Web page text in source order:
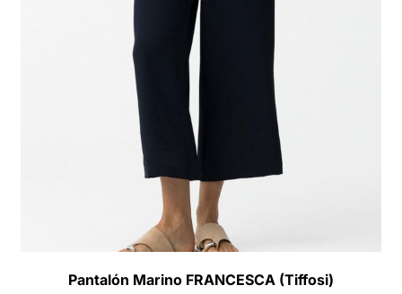
Pantalón Marino FRANCESCA (Tiffosi)